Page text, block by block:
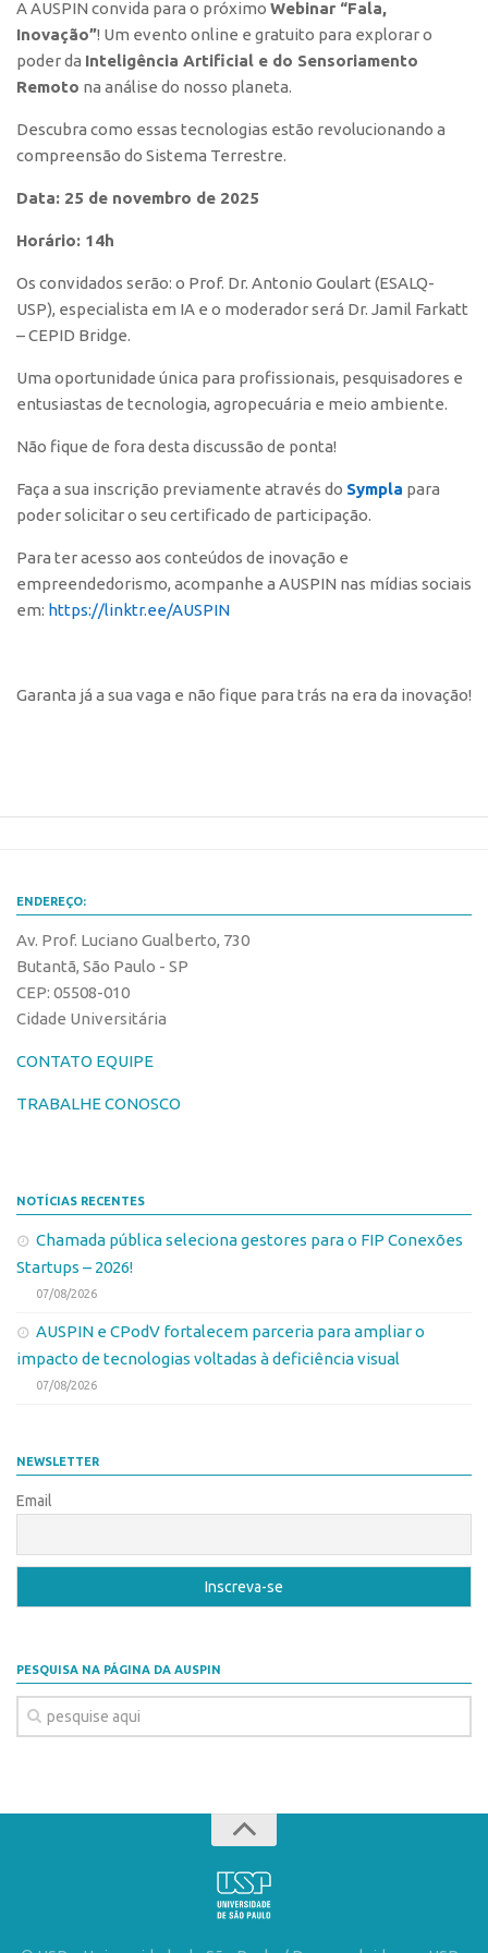
Polo São Carlos
Programas
Bolsa Empreendedorismo
Bolsa Startup USP
PGI-USP
Conexão USP
Conexão Inter-USP
Portal do Inventor
Inteligência Competitiva
Editais
Pesquisa na USP
EMBRAPIIs
CEPIDs
CEPIX
CPEs
INCTs
Comunicação
Edição 2019
Edição 2017
Inovação em Números
Propriedade Intelectual
Formas de Proteção
Softwares
Cultivares
Buscar Anterioridade
Como solicitar
Portal do Inventor
Patrimônio Genético
Chamamento
Parcerias PD&I
A AUSPIN convida para o próximo Webinar “Fala,
Inovação”! Um evento online e gratuito para explorar o
poder da Inteligência Artificial e do Sensoriamento
Remoto na análise do nosso planeta.
Descubra como essas tecnologias estão revolucionando a
compreensão do Sistema Terrestre.
Data: 25 de novembro de 2025
Horário: 14h
Os convidados serão: o Prof. Dr. Antonio Goulart (ESALQ-
USP), especialista em IA e o moderador será Dr. Jamil Farkatt
– CEPID Bridge.
Uma oportunidade única para profissionais, pesquisadores e
entusiastas de tecnologia, agropecuária e meio ambiente.
Não fique de fora desta discussão de ponta!
Faça a sua inscrição previamente através do Sympla para
poder solicitar o seu certificado de participação.
Para ter acesso aos conteúdos de inovação e
empreendedorismo, acompanhe a AUSPIN nas mídias sociais
em: https://linktr.ee/AUSPIN
Garanta já a sua vaga e não fique para trás na era da inovação!
ENDEREÇO:
Av. Prof. Luciano Gualberto, 730
Butantã, São Paulo - SP
CEP: 05508-010
Cidade Universitária
CONTATO EQUIPE
TRABALHE CONOSCO
NOTÍCIAS RECENTES
Chamada pública seleciona gestores para o FIP Conexões
Startups – 2026!
07/08/2026
AUSPIN e CPodV fortalecem parceria para ampliar o
impacto de tecnologias voltadas à deficiência visual
07/08/2026
NEWSLETTER
Email
PESQUISA NA PÁGINA DA AUSPIN